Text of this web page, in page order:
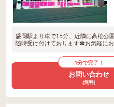
盛岡駅より車で15分、近隣に高松公
随時受け付けております☎お気軽に
1分で完了！
お問い合わせ
(無料)